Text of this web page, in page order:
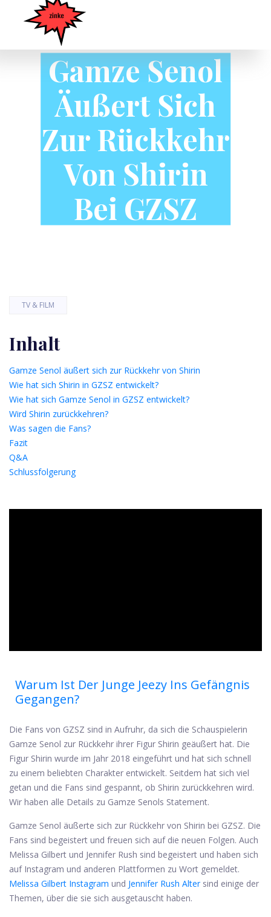
Gamze Senol
Äußert Sich
Zur Rückkehr
Von Shirin
Bei GZSZ
TV & FILM
Inhalt
Gamze Senol äußert sich zur Rückkehr von Shirin
Wie hat sich Shirin in GZSZ entwickelt?
Wie hat sich Gamze Senol in GZSZ entwickelt?
Wird Shirin zurückkehren?
Was sagen die Fans?
Fazit
Q&A
Schlussfolgerung
Warum Ist Der Junge Jeezy Ins Gefängnis
Gegangen?
Die Fans von GZSZ sind in Aufruhr, da sich die Schauspielerin
Gamze Senol zur Rückkehr ihrer Figur Shirin geäußert hat. Die
Figur Shirin wurde im Jahr 2018 eingeführt und hat sich schnell
zu einem beliebten Charakter entwickelt. Seitdem hat sich viel
getan und die Fans sind gespannt, ob Shirin zurückkehren wird.
Wir haben alle Details zu Gamze Senols Statement.
Gamze Senol äußerte sich zur Rückkehr von Shirin bei GZSZ. Die
Fans sind begeistert und freuen sich auf die neuen Folgen. Auch
Melissa Gilbert und Jennifer Rush sind begeistert und haben sich
auf Instagram und anderen Plattformen zu Wort gemeldet.
Melissa Gilbert Instagram und Jennifer Rush Altersind einige der
Themen, über die sie sich ausgetauscht haben.